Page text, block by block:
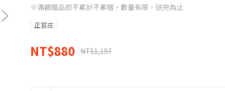
※滿額贈品恕不累計不累贈，數量有限，送完為止
正官庄
NT$880 NT$1,197